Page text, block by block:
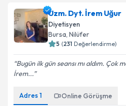
Uzm. Dyt. İrem Uğur
Diyetisyen
Bursa, Nilüfer
5 (231 Değerlendirme)
Bugün ilk gün seansı mı aldım. Çok
İrem...
Adres 1 Online Görüşme